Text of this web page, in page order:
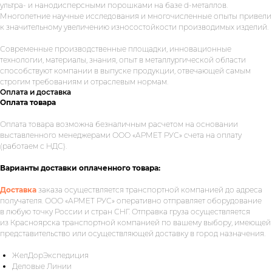
ультра- и нанодисперсными порошками на базе d-металлов.
Многолетние научные исследования и многочисленные опыты привели
к значительному увеличению износостойкости производимых изделий.
Современные производственные площадки, инновационные
технологии, материалы, знания, опыт в металлургической области
способствуют компании в выпуске продукции, отвечающей самым
строгим требованиям и отраслевым нормам.
Оплата и доставка
Оплата товара
Оплата товара возможна безналичным расчетом на основании
выставленного менеджерами ООО «АРМЕТ РУС» счета на оплату
(работаем с НДС).
Варианты доставки оплаченного товара:
Доставка заказа осуществляется транспортной компанией до адреса
получателя. ООО «АРМЕТ РУС» оперативно отправляет оборудование
в любую точку России и стран СНГ. Отправка груза осуществляется
из Красноярска транспортной компанией по вашему выбору, имеющей
представительство или осуществляющей доставку в город назначения.
ЖелДорЭкспедиция
Деловые Линии
Укажите номер телефона и ваше
имя.Мы свяжемся с вами сегодня
Если у вас есть документация, которая
поможем нам лучше понять вашу
задачу — прикрепите её в поле ниже.
Ваш телефон